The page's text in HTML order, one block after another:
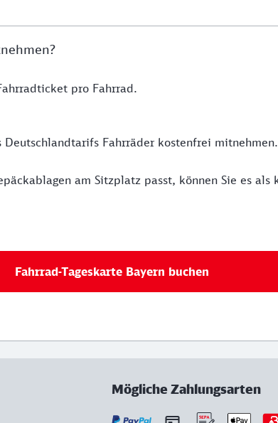
pro Fahrrad.
Fahrräder kostenfrei
am Sitzplatz passt, können Sie es als
Fahrrad-Tageskarte Bayern buchen
Mögliche Zahlungsarten